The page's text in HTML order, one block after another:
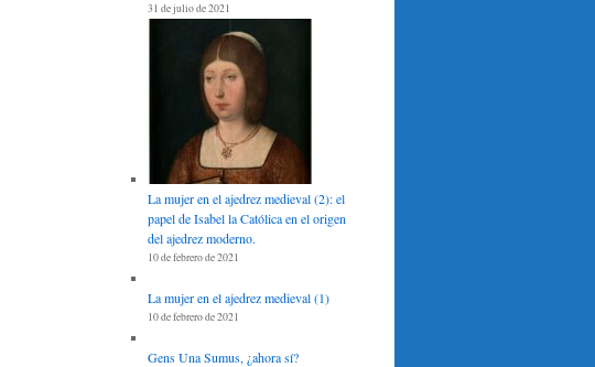
31 de julio de 2021
La mujer en el ajedrez medieval (2): el
papel de Isabel la Católica en el origen
del ajedrez moderno.
10 de febrero de 2021
La mujer en el ajedrez medieval (1)
10 de febrero de 2021
Gens Una Sumus, ¿ahora sí?